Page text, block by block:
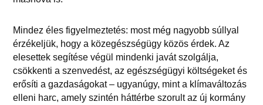
Mindez éles figyelmeztetés: most még nagyobb súllyal
érzékeljük, hogy a közegészségügy közös érdek. Az
elesettek segítése végül mindenki javát szolgálja,
csökkenti a szenvedést, az egészségügyi költségeket és
erősíti a gazdaságokat – ugyanúgy, mint a klímaváltozás
elleni harc, amely szintén háttérbe szorult az új kormány